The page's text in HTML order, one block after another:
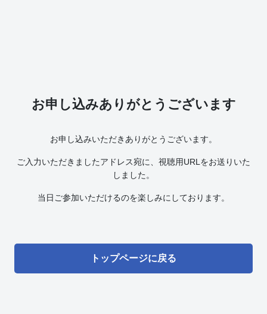
お申し込みありがとうございます
お申し込みいただきありがとうございます。
ご入力いただきましたアドレス宛に、視聴用URLをお送りいた
しました。
当日ご参加いただけるのを楽しみにしております。
トップページに戻る